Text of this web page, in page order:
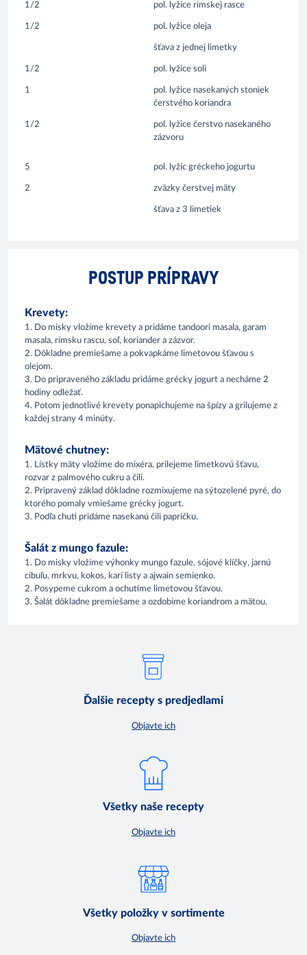
1/2 pol. lyžice rímskej rasce
1/2 pol. lyžice oleja
šťava z jednej limetky
1/2 pol. lyžice soli
1
pol. lyžice nasekaných stoniek
čerstvého koriandra
1/2
pol. lyžice čerstvo nasekaného
zázvoru
5 pol. lyžíc gréckeho jogurtu
2 zväzky čerstvej mäty
šťava z 3 limetiek
POSTUP PRÍPRAVY
Krevety:
1. Do misky vložíme krevety a pridáme tandoori masala, garam
masala, rímsku rascu, soľ, koriander a zázvor.
2. Dôkladne premiešame a pokvapkáme limetovou šťavou s
olejom.
3. Do pripraveného základu pridáme grécky jogurt a necháme 2
hodiny odležať.
4. Potom jednotlivé krevety ponapichujeme na špízy a grilujeme z
každej strany 4 minúty.
Mätové chutney:
1. Lístky mäty vložíme do mixéra, prilejeme limetkovú šťavu,
rozvar z palmového cukru a čili.
2. Pripravený základ dôkladne rozmixujeme na sýtozelené pyré, do
ktorého pomaly vmiešame grécky jogurt.
3. Podľa chuti pridáme nasekanú čili papričku.
Šalát z mungo fazule:
1. Do misky vložíme výhonky mungo fazule, sójové klíčky, jarnú
cibuľu, mrkvu, kokos, karí listy a ajwain semienko.
2. Posypeme cukrom a ochutíme limetovou šťavou.
3. Šalát dôkladne premiešame a ozdobíme koriandrom a mätou.
Ďalšie recepty s predjedlami
Objavte ich
Všetky naše recepty
Objavte ich
Všetky položky v sortimente
Objavte ich